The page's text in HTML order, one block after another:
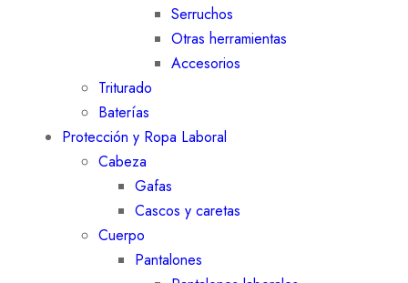
Serruchos
Otras herramientas
Accesorios
Triturado
Baterías
Protección y Ropa Laboral
Cabeza
Gafas
Cascos y caretas
Cuerpo
Pantalones